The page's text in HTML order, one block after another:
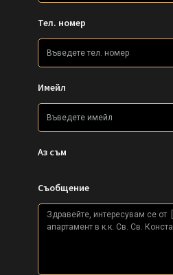
Тел. номер
Имейл
Аз съм
Съобщение